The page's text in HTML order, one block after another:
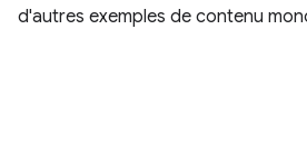
d'autres exemples de contenu